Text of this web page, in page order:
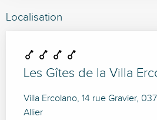
Localisation
Les Gîtes de la Villa
Villa Ercolano, 14 rue Gravier,
Allier